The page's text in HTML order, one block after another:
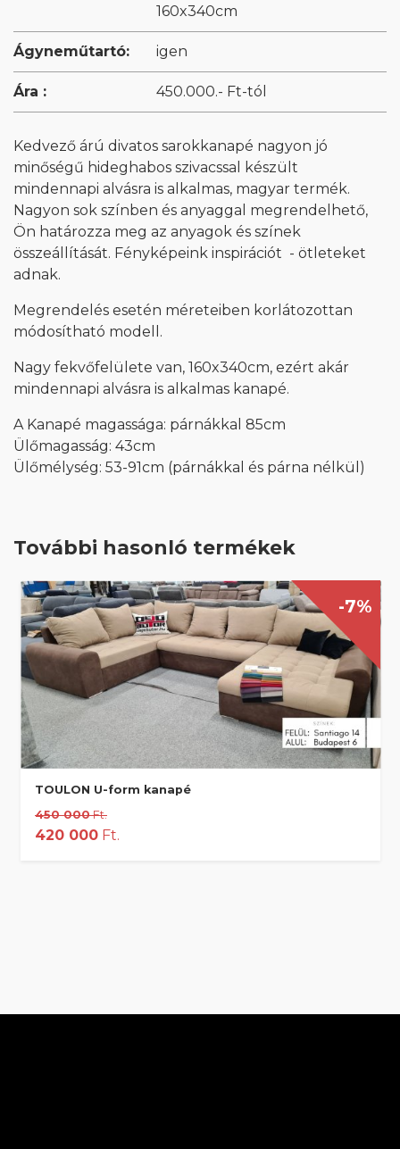
160x340cm
Ágyneműtartó: igen
Ára : 450.000.- Ft-tól
Kedvező árú divatos sarokkanapé nagyon jó
minőségű hideghabos szivacssal készült
mindennapi alvásra is alkalmas, magyar termék.
Nagyon sok színben és anyaggal megrendelhető,
Ön határozza meg az anyagok és színek
összeállítását. Fényképeink inspirációt - ötleteket
adnak.
Megrendelés esetén méreteiben korlátozottan
módosítható modell.
Nagy fekvőfelülete van, 160x340cm, ezért akár
mindennapi alvásra is alkalmas kanapé.
A Kanapé magassága: párnákkal 85cm
Ülőmagasság: 43cm
Ülőmélység: 53-91cm (párnákkal és párna nélkül)
További hasonló termékek
-7%
TOULON U-form kanapé
450 000Ft.
420 000 Ft.